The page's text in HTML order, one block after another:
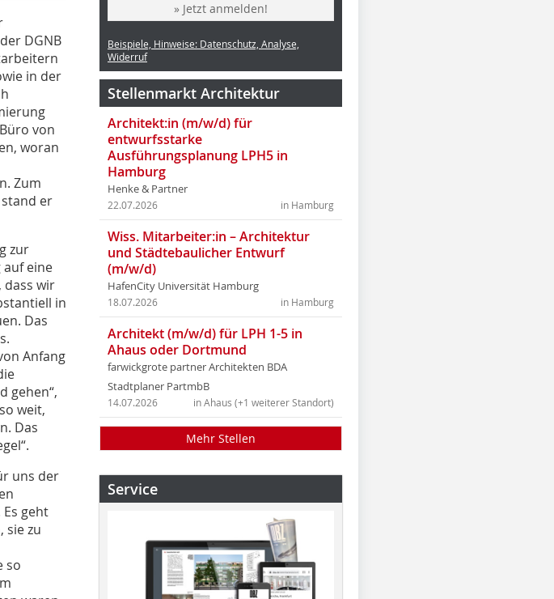
DGNB
in der
von
woran
Zum
er
zur
eine
dass wir
in
Das
Anfang
gehen“,
weit,
Das
uns der
geht
sie zu
so
» Jetzt anmelden!
Beispiele, Hinweise: Datenschutz, Analyse,
Widerruf
Stellenmarkt Architektur
Architekt:in (m/w/d) für
entwurfsstarke
Ausführungsplanung LPH5 in
Hamburg
Henke & Partner
in Hamburg
22.07.2026
Wiss. Mitarbeiter:in – Architektur
und Städtebaulicher Entwurf
(m/w/d)
HafenCity Universität Hamburg
in Hamburg
18.07.2026
Architekt (m/w/d) für LPH 1-5 in
Ahaus oder Dortmund
farwickgrote partner Architekten BDA
Stadtplaner PartmbB
in Ahaus (+1 weiterer Standort)
14.07.2026
Mehr Stellen
Service